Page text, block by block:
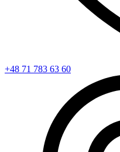
+48 71 783 63 60